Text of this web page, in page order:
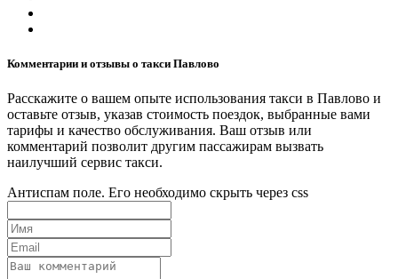
Комментарии и отзывы о такси Павлово
Расскажите о вашем опыте использования такси в Павлово и
оставьте отзыв, указав стоимость поездок, выбранные вами
тарифы и качество обслуживания. Ваш отзыв или
комментарий позволит другим пассажирам вызвать
наилучший сервис такси.
Антиспам поле. Его необходимо скрыть через css